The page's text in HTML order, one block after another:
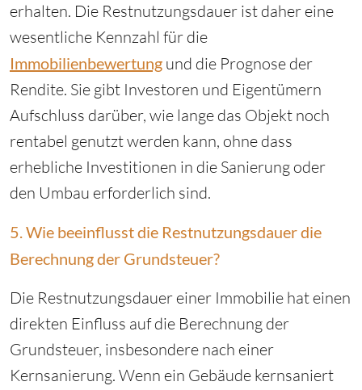
erhalten. Die Restnutzungsdauer ist daher eine
wesentliche Kennzahl für die
Immobilienbewertung und die Prognose der
Rendite. Sie gibt Investoren und Eigentümern
Aufschluss darüber, wie lange das Objekt noch
rentabel genutzt werden kann, ohne dass
erhebliche Investitionen in die Sanierung oder
den Umbau erforderlich sind.
5. Wie beeinflusst die Restnutzungsdauer die
Berechnung der Grundsteuer?
Die Restnutzungsdauer einer Immobilie hat einen
direkten Einfluss auf die Berechnung der
Grundsteuer, insbesondere nach einer
Kernsanierung. Wenn ein Gebäude kernsaniert